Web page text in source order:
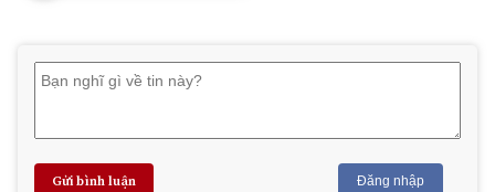
Gửi bình luận Đăng nhập